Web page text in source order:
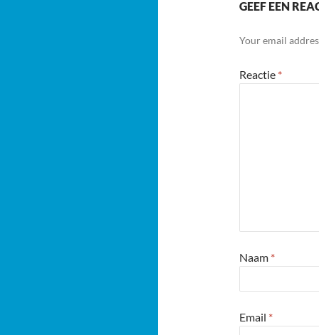
GEEF EEN
Your email
Reactie *
Naam *
Email *